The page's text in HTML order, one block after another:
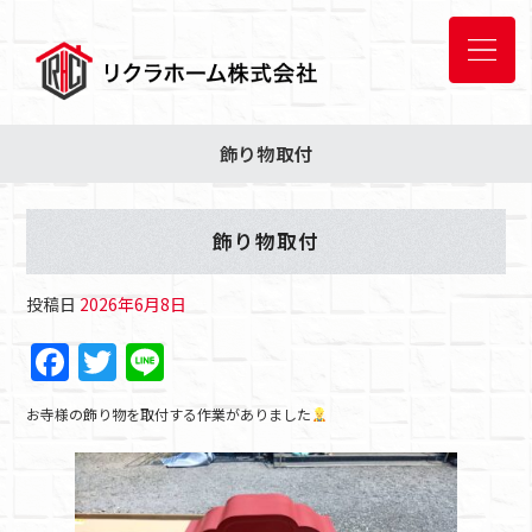
飾り物取付
飾り物取付
投稿日 2026年6月8日
F
a
c
e
b
T
w
itt
er
n
e
お寺様の飾り物を取付する作業がありました